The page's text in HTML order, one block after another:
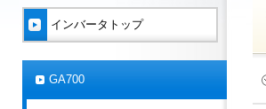
インバータトップ
GA700